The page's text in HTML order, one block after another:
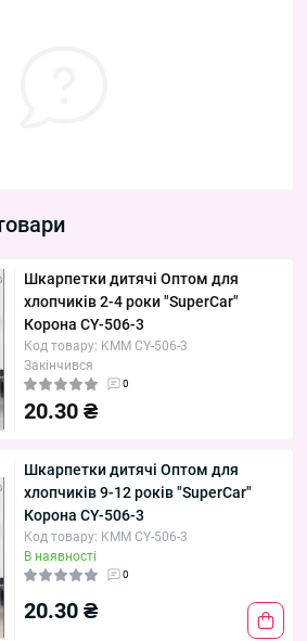
Шкарпетки дитячі Оптом для
хлопчиків 2-4 роки "SuperCar"
Корона CY-506-3
Код товару: KMM CY-506-3
Закінчився
0
20.30 ₴
Шкарпетки дитячі Оптом для
хлопчиків 9-12 років "SuperCar"
Корона CY-506-3
Код товару: KMM CY-506-3
В наявності
0
20.30 ₴